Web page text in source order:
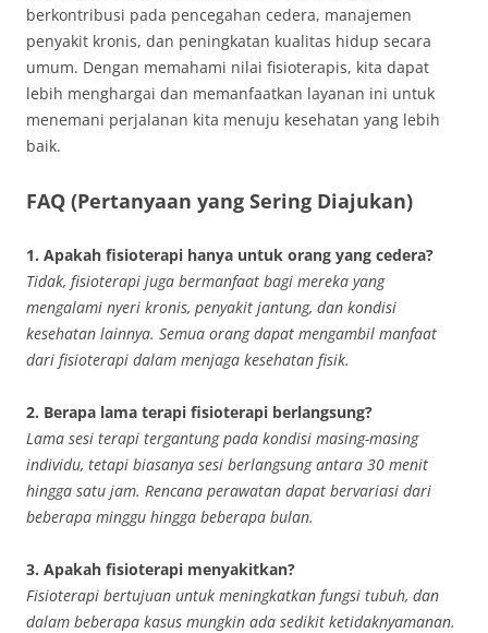
berkontribusi pada pencegahan cedera, manajemen
penyakit kronis, dan peningkatan kualitas hidup secara
umum. Dengan memahami nilai fisioterapis, kita dapat
lebih menghargai dan memanfaatkan layanan ini untuk
menemani perjalanan kita menuju kesehatan yang lebih
baik.
FAQ (Pertanyaan yang Sering Diajukan)
1. Apakah fisioterapi hanya untuk orang yang cedera?
Tidak, fisioterapi juga bermanfaat bagi mereka yang
mengalami nyeri kronis, penyakit jantung, dan kondisi
kesehatan lainnya. Semua orang dapat mengambil manfaat
dari fisioterapi dalam menjaga kesehatan fisik.
2. Berapa lama terapi fisioterapi berlangsung?
Lama sesi terapi tergantung pada kondisi masing-masing
individu, tetapi biasanya sesi berlangsung antara 30 menit
hingga satu jam. Rencana perawatan dapat bervariasi dari
beberapa minggu hingga beberapa bulan.
3. Apakah fisioterapi menyakitkan?
Fisioterapi bertujuan untuk meningkatkan fungsi tubuh, dan
dalam beberapa kasus mungkin ada sedikit ketidaknyamanan.